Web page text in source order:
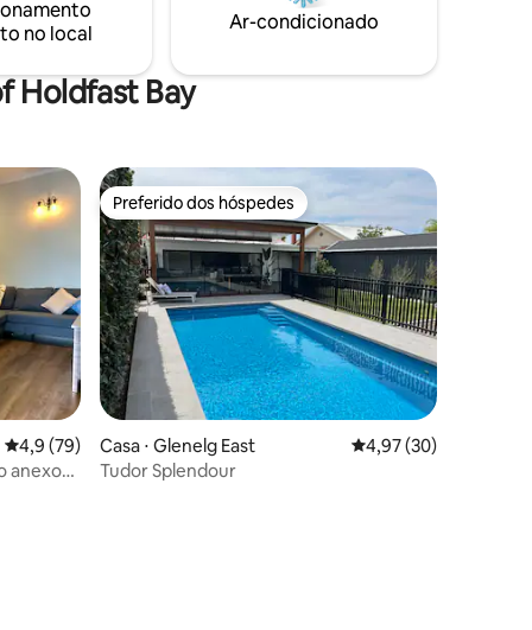
cafés
com vista para o mar - 5 minutos dos
restaurantes de Glenelg/Jetty
minutos para o centro da cidade
no local
Ar-condicionado
Holdfast Bay
4,9 de uma avaliação média de 5, 79 avaliações
4,9 (79)
anexo
Preferido dos hóspedes
Preferido dos hóspedes
Casa ⋅ Glenelg East 4,97 de uma
4,97 (30)
Tudor Splendour